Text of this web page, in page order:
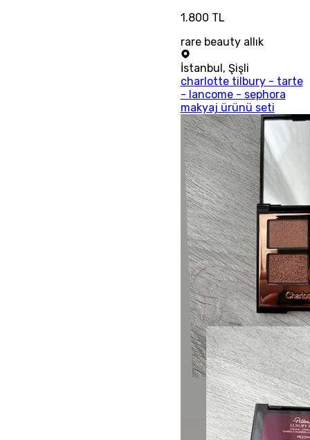
1.800 TL
rare beauty allık
İstanbul, Şişli
charlotte tilbury - tarte
- lancome - sephora
makyaj ürünü seti